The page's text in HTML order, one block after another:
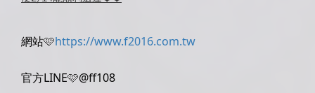
網站🩷https://www.f2016.com.tw
官方LINE🩷@ff108